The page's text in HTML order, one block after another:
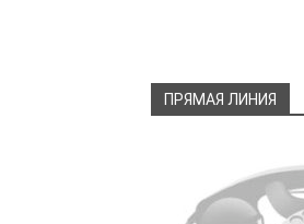
ПРЯМАЯ ЛИНИЯ